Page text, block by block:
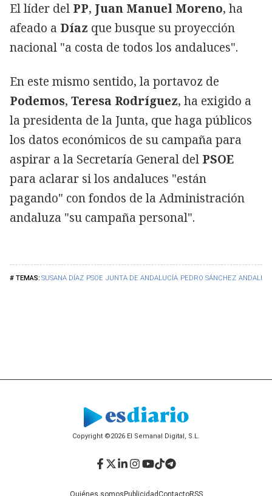
SUSANA DÍAZ PSOE JUNTA DE ANDALUCÍA PEDRO SÁNCHEZ
El líder del PP, Juan Manuel Moreno, ha
afeado a Díaz que busque su proyección
nacional "a costa de todos los andaluces".
En este mismo sentido, la portavoz de
Podemos, Teresa Rodríguez, ha exigido a
la presidenta de la Junta, que haga públicos
los datos económicos de su campaña para
aspirar a la Secretaría General del PSOE
para aclarar si los andaluces "están
pagando" con fondos de la Administración
andaluza "su campaña personal".
Copyright ©2026 El Semanal Digital, S.L.
Quiénes somosPublicidadContactoRSS
Facebook
Twitter
LinkedIn
Instagram
YouTube
TikTok
Telegram